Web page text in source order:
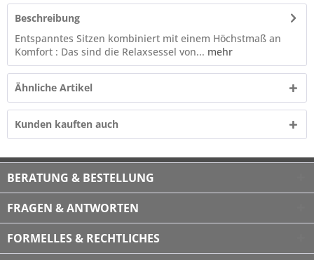
Beschreibung
Entspanntes Sitzen kombiniert mit einem Höchstmaß an
Komfort : Das sind die Relaxsessel von... mehr
Ähnliche Artikel
Kunden kauften auch
BERATUNG & BESTELLUNG
FRAGEN & ANTWORTEN
FORMELLES & RECHTLICHES